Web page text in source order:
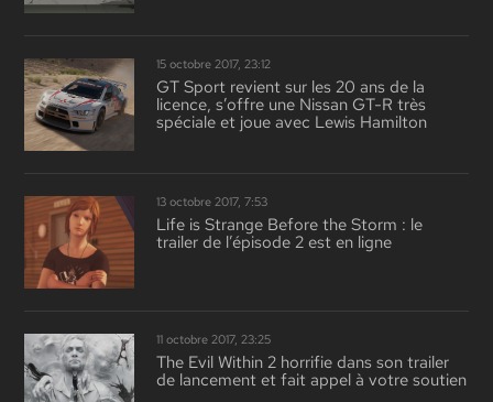
15 octobre 2017, 23:12
GT Sport revient sur les 20 ans de la
licence, s’offre une Nissan GT-R très
spéciale et joue avec Lewis Hamilton
13 octobre 2017, 7:53
Life is Strange Before the Storm : le
trailer de l’épisode 2 est en ligne
11 octobre 2017, 23:25
The Evil Within 2 horrifie dans son trailer
de lancement et fait appel à votre soutien